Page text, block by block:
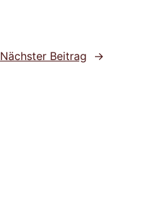
Nächster Beitrag →